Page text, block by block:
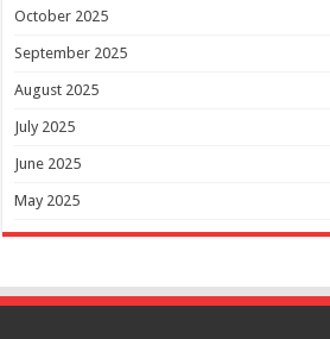
October 2025
September 2025
August 2025
July 2025
June 2025
May 2025